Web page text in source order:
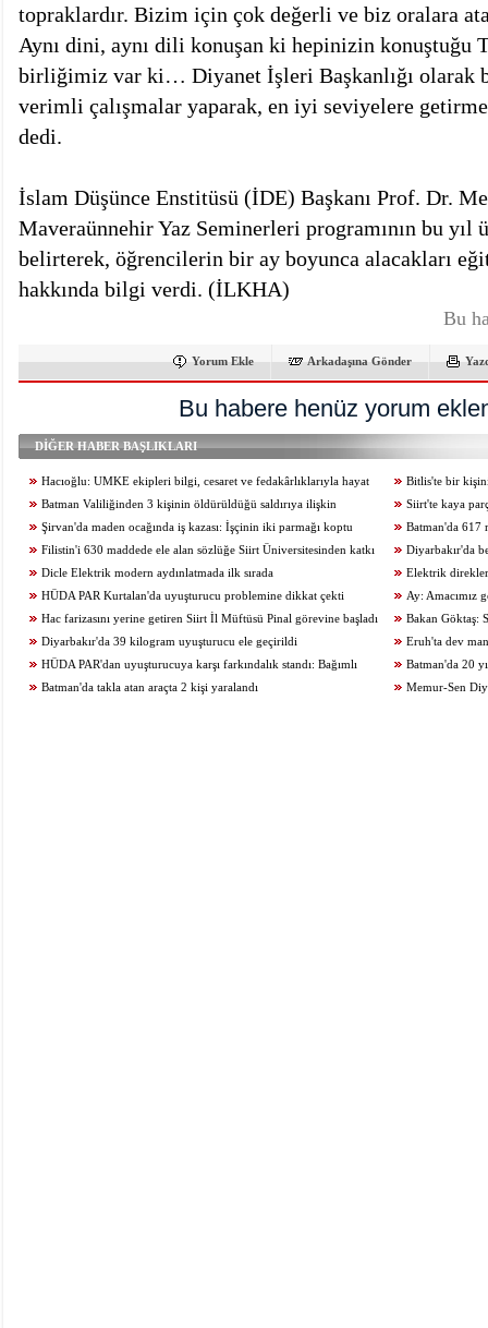
topraklardır. Bizim için çok değerli ve biz oralara
Aynı dini, aynı dili konuşan ki hepinizin konuştuğu
birliğimiz var ki… Diyanet İşleri Başkanlığı olarak
verimli çalışmalar yaparak, en iyi seviyelere
dedi.
İslam Düşünce Enstitüsü (İDE) Başkanı Prof. Dr.
Maveraünnehir Yaz Seminerleri programının bu yıl
belirterek, öğrencilerin bir ay boyunca alacakları
hakkında bilgi verdi. (İLKHA)
Bu
Yorum Ekle Arkadaşına Gönder
Bu habere henüz yorum
DİĞER HABER BAŞLIKLARI
Hacıoğlu: UMKE ekipleri bilgi, cesaret ve fedakârlıklarıyla hayat
kurtarıyor
Bitlis'te bir
Batman Valiliğinden 3 kişinin öldürüldüğü saldırıya ilişkin
açıklama
Siirt'te kaya
kaybetti
Şirvan'da maden ocağında iş kazası: İşçinin iki parmağı koptu
Batman'da 617
Filistin'i 630 maddede ele alan sözlüğe Siirt Üniversitesinden katkı
Diyarbakır'da
kurtuldu
Dicle Elektrik modern aydınlatmada ilk sırada
Elektrik
HÜDA PAR Kurtalan'da uyuşturucu problemine dikkat çekti
Ay: Amacımız
zamanda üreten
Hac farizasını yerine getiren Siirt İl Müftüsü Pinal görevine başladı
Bakan Göktaş:
geçiriyoruz
Diyarbakır'da 39 kilogram uyuşturucu ele geçirildi
Eruh'ta dev
HÜDA PAR'dan uyuşturucuya karşı farkındalık standı: Bağımlı
olma, hür ol
Batman'da 20
Batman'da takla atan araçta 2 kişi yaralandı
Memur-Sen